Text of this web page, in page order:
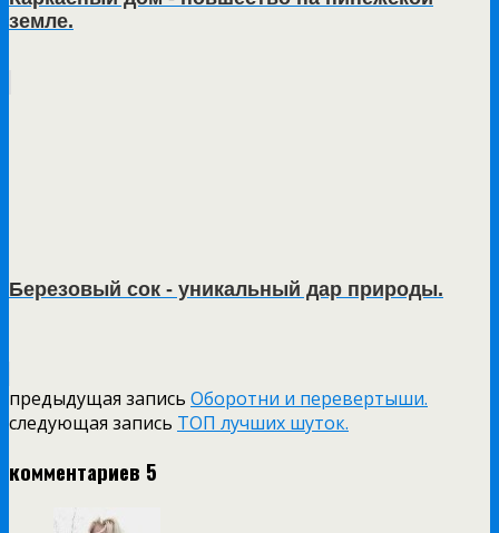
земле.
Березовый сок - уникальный дар природы.
предыдущая запись Оборотни и перевертыши.
следующая запись ТОП лучших шуток.
комментариев 5